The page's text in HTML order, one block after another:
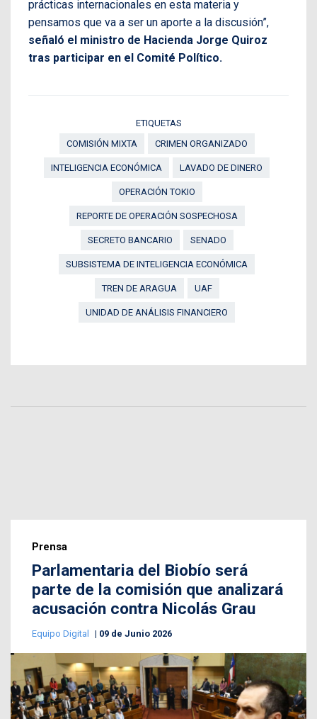
prácticas internacionales en esta materia y
pensamos que va a ser un aporte a la discusión”,
señaló el ministro de Hacienda Jorge Quiroz
tras participar en el Comité Político.
ETIQUETAS
COMISIÓN MIXTA
CRIMEN ORGANIZADO
INTELIGENCIA ECONÓMICA LAVADO DE DINERO
OPERACIÓN TOKIO
REPORTE DE OPERACIÓN SOSPECHOSA
SECRETO BANCARIO SENADO
SUBSISTEMA DE INTELIGENCIA ECONÓMICA
TREN DE ARAGUA UAF
UNIDAD DE ANÁLISIS FINANCIERO
Prensa
Parlamentaria del Biobío será
parte de la comisión que analizará
acusación contra Nicolás Grau
Equipo Digital 09 de Junio 2026